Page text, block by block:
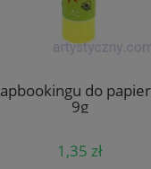
do
9g
1,35 zł